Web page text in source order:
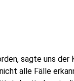
sagte uns der
alle Fälle